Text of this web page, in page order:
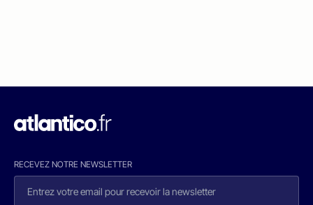
RECEVEZ NOTRE NEWSLETTER